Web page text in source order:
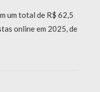
um total de R$ 62,5
online em 2025, de